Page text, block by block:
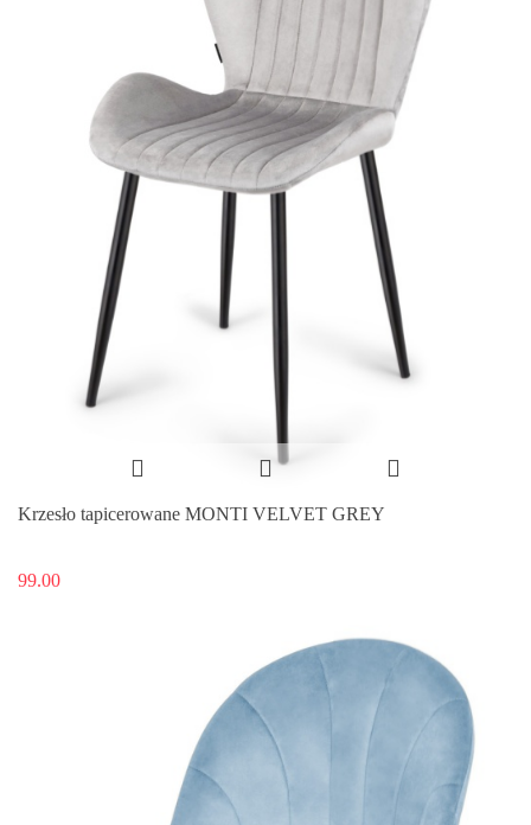
Krzesło tapicerowane MONTI VELVET GREY
99.00